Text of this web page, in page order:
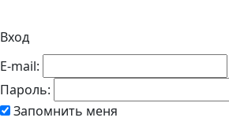
Вход
E-mail:
Пароль:
Запомнить меня